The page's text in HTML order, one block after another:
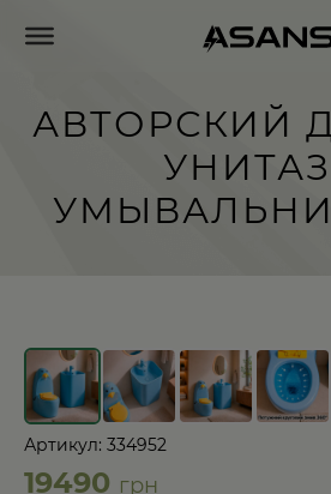
АВТОРСКИЙ
←
Артикул: 334952
19490 грн